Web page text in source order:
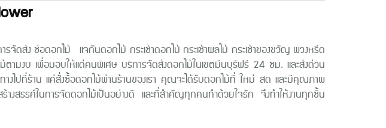
รจัดส่ง ช่อดอกไม้ แจกันดอกไม้ กระเช้าดอกไม้ กระเช้าผลไม้ กระเช้าของขวัญ พวงหรีด
ามงบ เพื่อมอบให้แด่คนพิเศษ บริการจัดส่งดอกไม้ในเขตมีนบุรีฟรี 24 ชม. และส่งด่วน
างไปที่ร้าน แค่สั่งซื้อดอกไม้ผ่านร้านของเรา คุณจะได้รับดอกไม้ที่ ใหม่ สด และมีคุณภาพ
างสรรค์ในการจัดดอกไม้เป็นอย่างดี และที่สำคัญทุกคนทำด้วยใจรัก จึงทำให้งานทุกชิ้น